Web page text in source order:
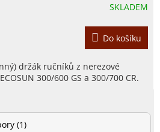
SKLADEM
Do košíku
držák ručníků z nerezové
300/600 GS a 300/700 CR.
(1)